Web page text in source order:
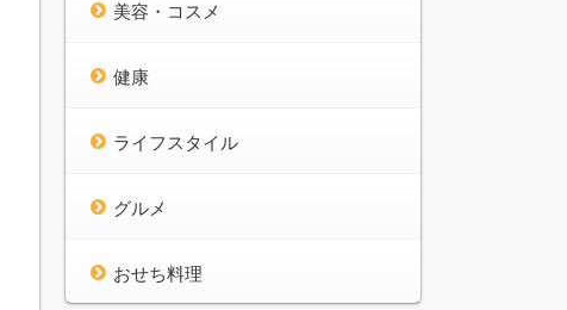
美容・コスメ
健康
ライフスタイル
グルメ
おせち料理